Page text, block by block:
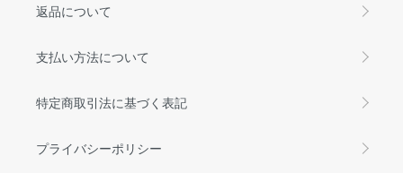
返品について
支払い方法について
特定商取引法に基づく表記
プライバシーポリシー